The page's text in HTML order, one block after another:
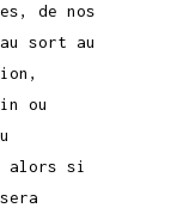
de nos
sort au
ou
alors si